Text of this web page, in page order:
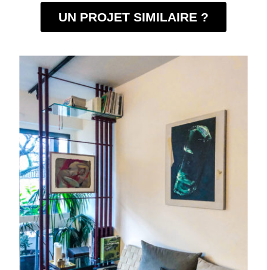
UN PROJET SIMILAIRE ?